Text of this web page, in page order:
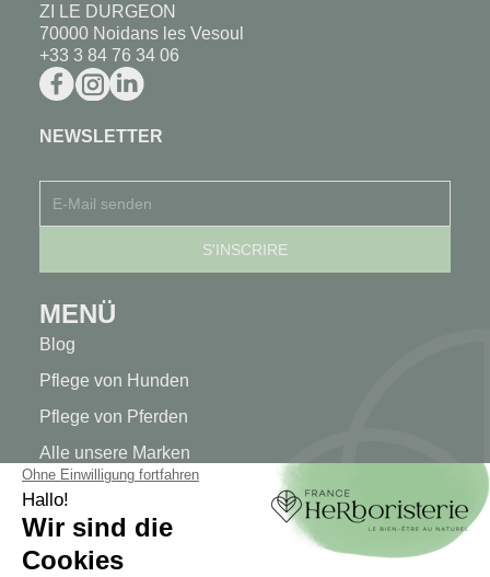
ZI LE DURGEON
70000 Noidans les Vesoul
+33 3 84 76 34 06
NEWSLETTER
MENÜ
Blog
Pflege von Hunden
Pflege von Pferden
Alle unsere Marken
MEIN KONTO
Mein Konto